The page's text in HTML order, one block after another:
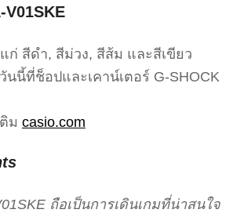
V01SKE
ก่ สีดำ, สีม่วง, สีส้ม และสีเขียว
นนี้ที่ช็อปและเคาน์เตอร์ G-SHOCK
ม casio.com
ถือเป็นการเดินเกมที่น่าสนใจ